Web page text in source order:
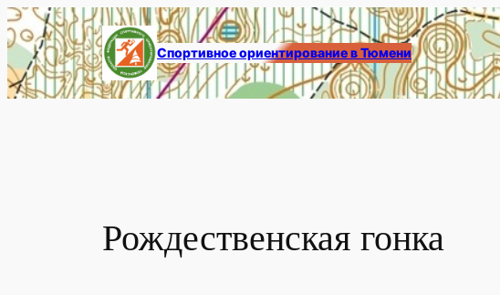
Перейти
к
содержимому
Спортивное ориентирование в Тюмени
Рождественская гонка